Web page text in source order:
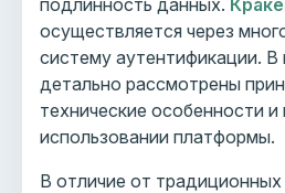
подлинность данных.
осуществляется через
систему аутентификации. В
детально рассмотрены
технические особенности
использовании платформы.
В отличие от